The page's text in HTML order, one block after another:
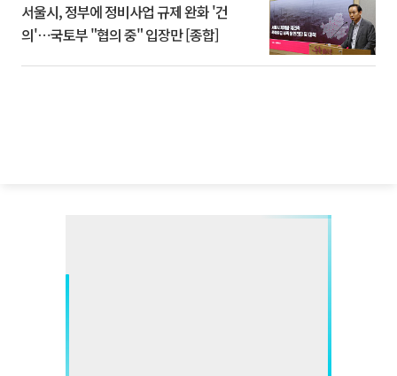
서울시, 정부에 정비사업 규제 완화 '건
의'⋯국토부 "협의 중" 입장만 [종합]